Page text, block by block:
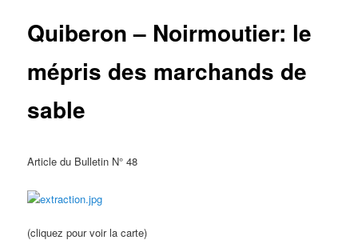
Quiberon – Noirmoutier: le
mépris des marchands de
sable
Article du Bulletin N° 48
(cliquez pour voir la carte)